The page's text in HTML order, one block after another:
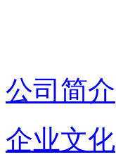
公司简介
企业文化